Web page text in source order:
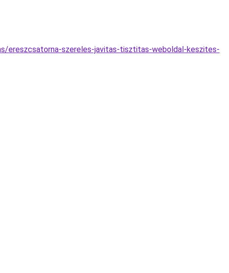
ereszcsatorna-szereles-javitas-tisztitas-weboldal-keszites-